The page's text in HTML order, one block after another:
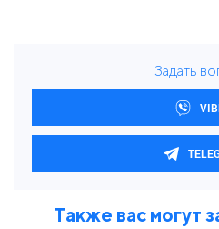
Задать
Также вас могут